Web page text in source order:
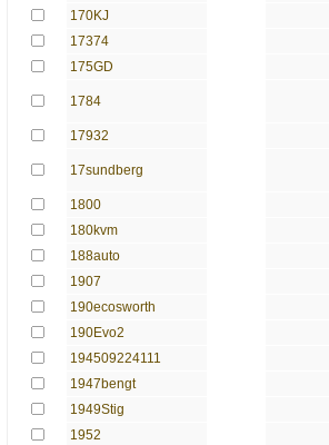
170KJ
17374
175GD
1784
17932
17sundberg
1800
180kvm
188auto
1907
190ecosworth
190Evo2
194509224111
1947bengt
1949Stig
1952